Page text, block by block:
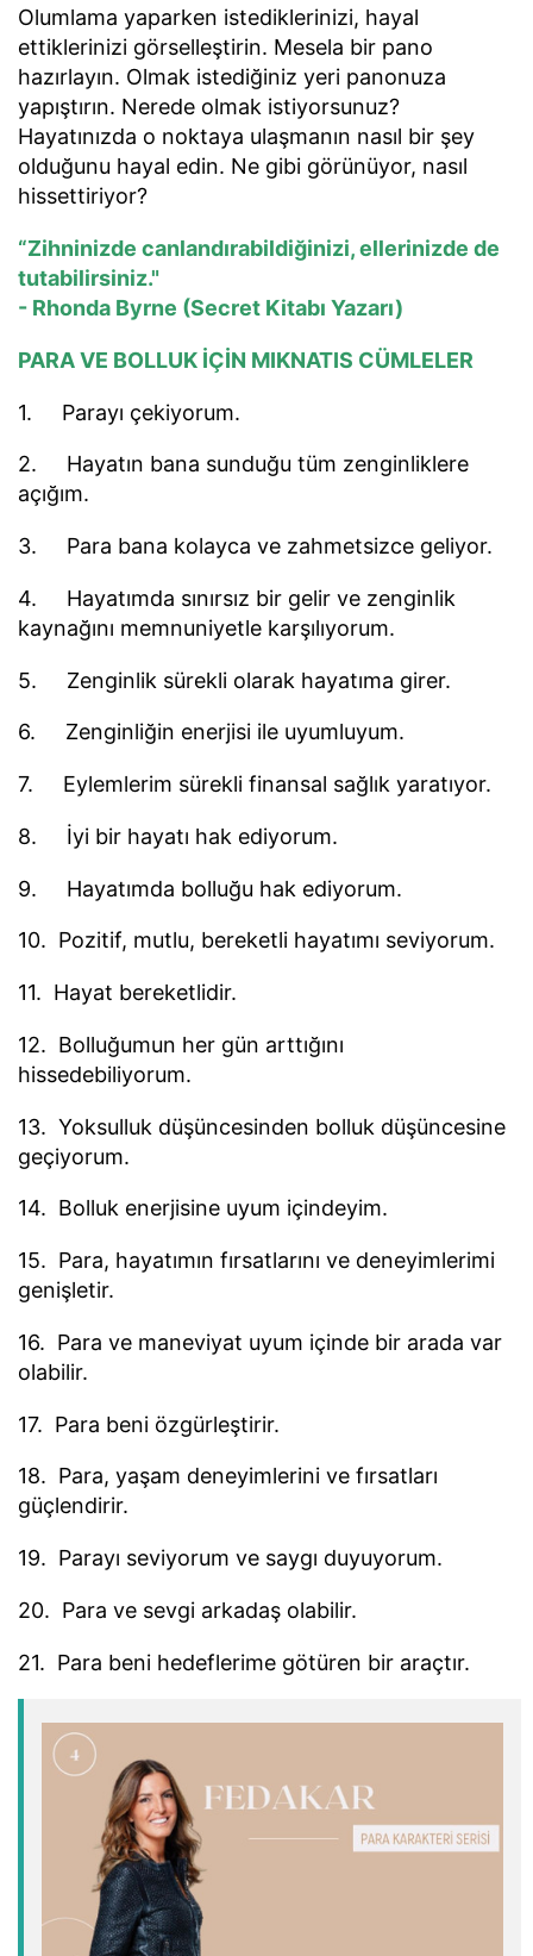
Olumlama yaparken istediklerinizi, hayal
ettiklerinizi görselleştirin. Mesela bir pano
hazırlayın. Olmak istediğiniz yeri panonuza
yapıştırın. Nerede olmak istiyorsunuz?
Hayatınızda o noktaya ulaşmanın nasıl bir şey
olduğunu hayal edin. Ne gibi görünüyor, nasıl
hissettiriyor?
“Zihninizde canlandırabildiğinizi, ellerinizde de
tutabilirsiniz."
- Rhonda Byrne (Secret Kitabı Yazarı)
PARA VE BOLLUK İÇİN MIKNATIS CÜMLELER
1. Parayı çekiyorum.
2. Hayatın bana sunduğu tüm zenginliklere
açığım.
3. Para bana kolayca ve zahmetsizce geliyor.
4. Hayatımda sınırsız bir gelir ve zenginlik
kaynağını memnuniyetle karşılıyorum.
5. Zenginlik sürekli olarak hayatıma girer.
6. Zenginliğin enerjisi ile uyumluyum.
7. Eylemlerim sürekli finansal sağlık yaratıyor.
8. İyi bir hayatı hak ediyorum.
9. Hayatımda bolluğu hak ediyorum.
10. Pozitif, mutlu, bereketli hayatımı seviyorum.
11. Hayat bereketlidir.
12. Bolluğumun her gün arttığını
hissedebiliyorum.
13. Yoksulluk düşüncesinden bolluk düşüncesine
geçiyorum.
14. Bolluk enerjisine uyum içindeyim.
15. Para, hayatımın fırsatlarını ve deneyimlerimi
genişletir.
16. Para ve maneviyat uyum içinde bir arada var
olabilir.
17. Para beni özgürleştirir.
18. Para, yaşam deneyimlerini ve fırsatları
güçlendirir.
19. Parayı seviyorum ve saygı duyuyorum.
20. Para ve sevgi arkadaş olabilir.
21. Para beni hedeflerime götüren bir araçtır.